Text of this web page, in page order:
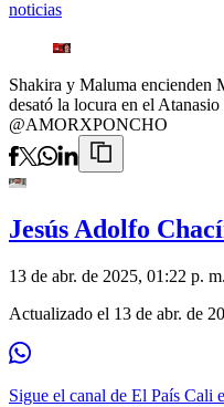
noticias
Shakira y Maluma encienden
desató la locura en el
@AMORXPONCHO
Jesús Adolfo
13 de abr. de 2025, 01:22 p. m.
Actualizado el 13 de abr. de
Sigue el canal de El País Cali